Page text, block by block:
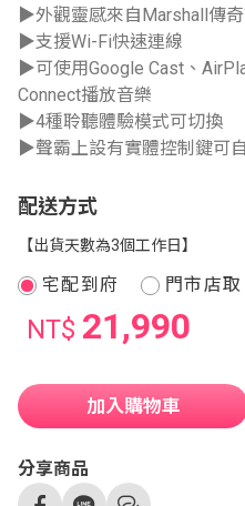
▶外觀靈感來自Marshall傳
▶支援Wi-Fi快速連線
▶可使用Google Cast、
Connect播放音樂
▶4種聆聽體驗模式可切換
▶聲霸上設有實體控制鍵可
配送方式
【出貨天數為3個工作日】
宅配到府 門市店取
NT$ 21,990
加入購物車
分享商品